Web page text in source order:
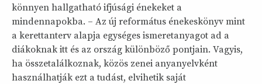
könnyen hallgatható ifjúsági énekeket a
mindennapokba. – Az új református énekeskönyv mint
a kerettanterv alapja egységes ismeretanyagot ad a
diákoknak itt és az ország különböző pontjain. Vagyis,
ha összetalálkoznak, közös zenei anyanyelvként
használhatják ezt a tudást, elvihetik saját